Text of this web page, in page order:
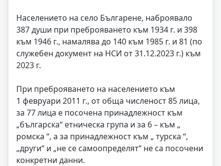
Населението на село Българене, наброявало
387 души при преброяването към 1934 г. и 398
към 1946 г., намалява до 140 към 1985 г. и 81 (по
служебен документ на НСИ от 31.12.2023 г.) към
2023 г.
При преброяването на населението към
1 февруари 2011 г., от обща численост 85 лица,
за 77 лица е посочена принадлежност към
„българска“ етническа група и за 6 – към „
ромска “, а за принадлежност към „ турска “,
„други“ и „не се самоопределят“ не са посочени
конкретни данни.